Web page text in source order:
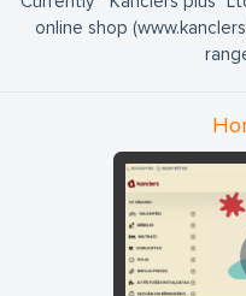
online shop